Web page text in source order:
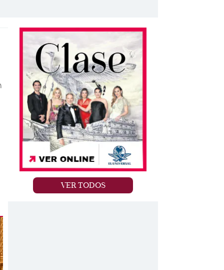
VER TODOS